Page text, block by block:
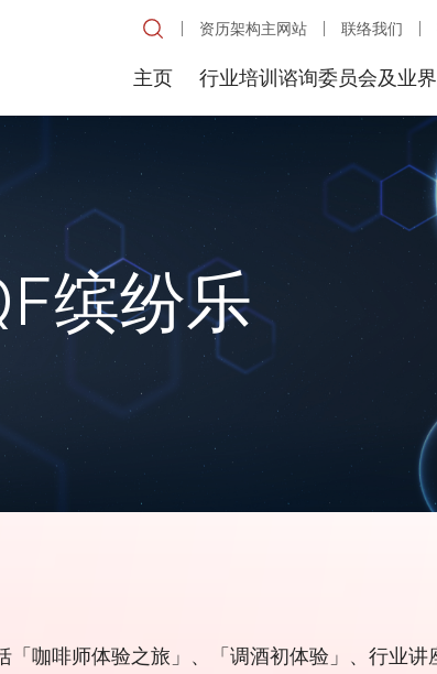
资历架构主网站 联络我们
主页 行业培训谘询委员会及业
缤纷乐
咖啡师体验之旅」、「调酒初体验」、行业讲